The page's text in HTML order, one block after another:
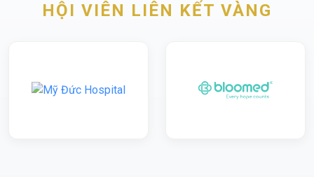
HỘI VIÊN LIÊN KẾT VÀNG